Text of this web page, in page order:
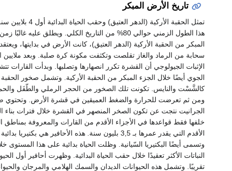
تاريخ الأرض المبكر
تمثل الحقبة
هذا الطول الزمني حوالي 80% من التاريخ الكلي. ويطلق
المبكر من الحقبة الأركية (الدهر العتيق)، كانت الأرض في بدايتها،
سحابة من الرماد والغاز تقلصت وتكثفت مكونة كرة صلبة. وبعد
الإثبات الجيولوجي أن القشرة تكرر انصهارها وتصلبها. وبدأت القارات
الجوي أيضًا خلال الجزء المبكر من الحقبة الأركية. وتشمل صخور الحقبة
كالشَّسْت والنايس. تكونت تلك الصخور من الحجر الرملي والطّفَل والحمم
ومن ثم تعرضت للحرارة والضغط العميقين في قشرة الأرض. وتحتوي
الجرانيت نتجت عن تكون الصخر المنصهر في القشرة خلال فترات بناء
خلفها فقط قواعدها في الأجزاء الأقدم من القارات والمعروفة بمناطق
الأقدم التي يقدر عمرها بـ 3,5 بليون سنة. هذه
وتسمى أيضًا البكتيريا السّيانية. وظلت الحياة بدائية على هذا المستوى
تقريبًا. وتشمل هذه الحيوانات الديدان والسمك الهلامي والمرجان